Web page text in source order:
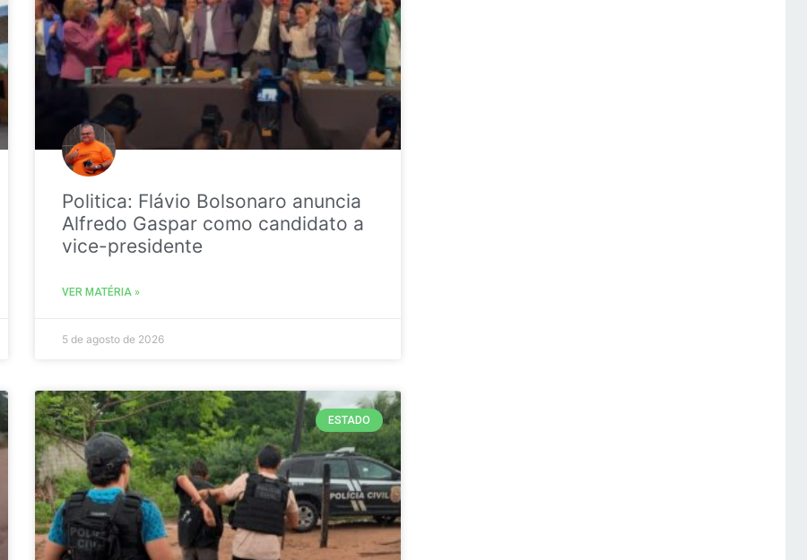
Politica: Flávio Bolsonaro anuncia
Alfredo Gaspar como candidato a
vice-presidente
VER MATÉRIA »
5 de agosto de 2026
ESTADO